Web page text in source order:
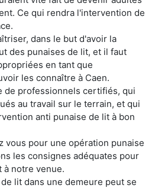
Ce qui rendra l'intervention de
dans le but d'avoir la
des punaises de lit, et il faut
en tant que
les connaître à Caen.
de professionnels certifiés, qui
au travail sur le terrain, et qui
anti punaise de lit à bon
vous pour une opération punaise
les consignes adéquates pour
à notre venue.
lit dans une demeure peut se